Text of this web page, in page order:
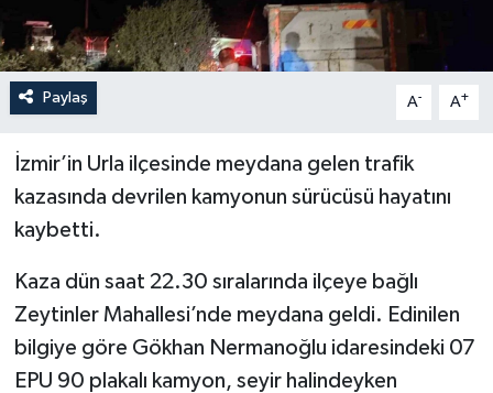
Paylaş A- A+
İzmir’in Urla ilçesinde meydana gelen trafik
kazasında devrilen kamyonun sürücüsü hayatını
kaybetti.
Kaza dün saat 22.30 sıralarında ilçeye bağlı
Zeytinler Mahallesi’nde meydana geldi. Edinilen
bilgiye göre Gökhan Nermanoğlu idaresindeki 07
EPU 90 plakalı kamyon, seyir halindeyken